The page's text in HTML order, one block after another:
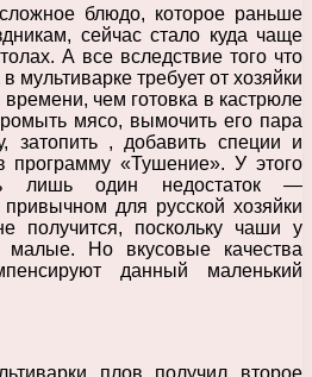
блюдо, которое раньше
сейчас стало куда чаще
А все вследствие того что
мультиварке требует от хозяйки
чем готовка в кастрюле
мясо, вымочить его пара
затопить , добавить специи и
программу «Тушение». У этого
лишь один недостаток —
для русской хозяйки
получится, поскольку чаши у
малые. Но вкусовые качества
данный маленький
плов получил второе